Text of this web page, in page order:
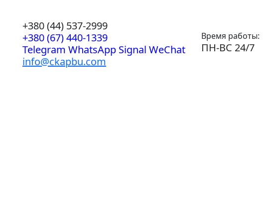
+380 (44) 537-2999
+380 (67) 440-1339
Telegram WhatsApp Signal WeChat
info@ckapbu.com
Время работы:
ПН-ВС 24/7